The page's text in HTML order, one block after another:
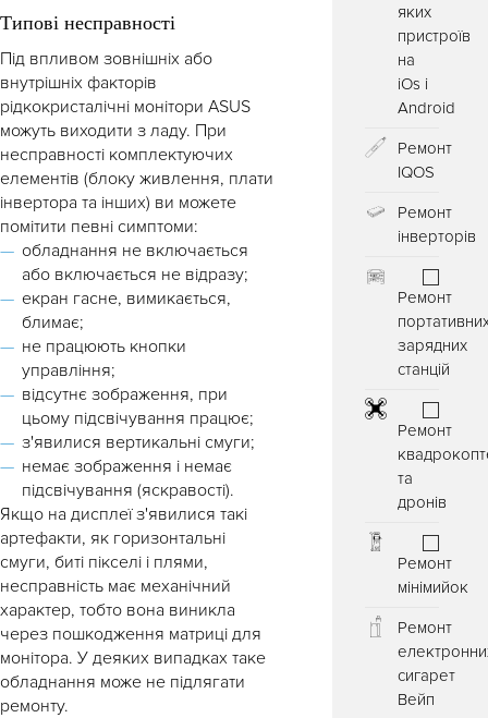
Типові несправності
Під впливом зовнішніх або
внутрішніх факторів
рідкокристалічні монітори ASUS
можуть виходити з ладу. При
несправності комплектуючих
елементів (блоку живлення, плати
інвертора та інших) ви можете
помітити певні симптоми:
обладнання не включається
або включається не відразу;
екран гасне, вимикається,
блимає;
не працюють кнопки
управління;
відсутнє зображення, при
цьому підсвічування працює;
з'явилися вертикальні смуги;
немає зображення і немає
підсвічування (яскравості).
Якщо на дисплеї з'явилися такі
артефакти, як горизонтальні
смуги, биті пікселі і плями,
несправність має механічний
характер, тобто вона виникла
через пошкодження матриці для
монітора. У деяких випадках таке
обладнання може не підлягати
ремонту.
яких
пристроїв
на
iOs і
Android
Ремонт
IQOS
Ремонт
інверторів
Ремонт
зарядних
станцій
Ремонт
та
дронів
Ремонт
мiнiмийок
Ремонт
сигарет
Вейп